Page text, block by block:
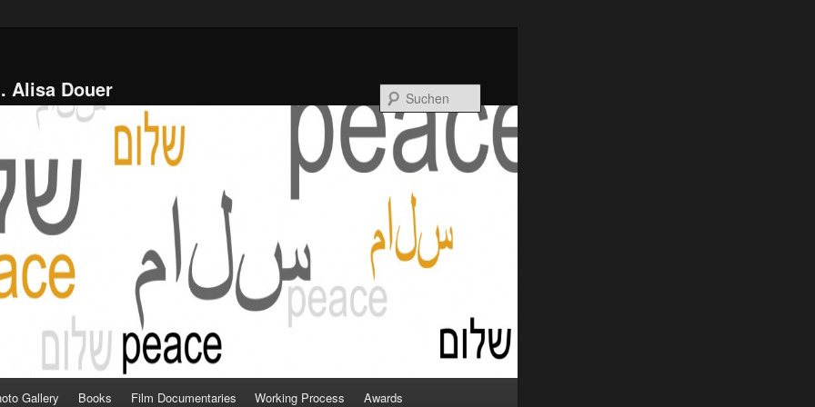
Alisa Douer
Gallery Books Film Documentaries Working Process Awards